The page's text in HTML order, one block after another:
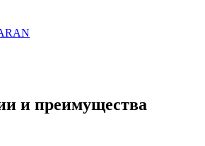
и преимущества